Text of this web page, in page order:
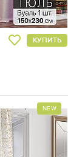
КУПИТЬ
NEW